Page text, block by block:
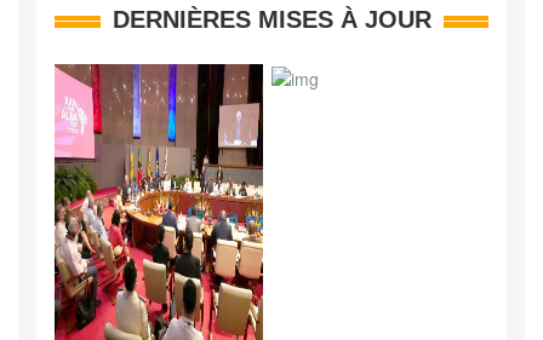
DERNIÈRES MISES À JOUR